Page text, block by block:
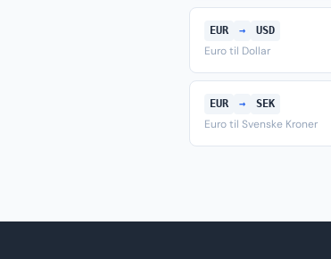
EUR → USD
Euro til Dollar
EUR → SEK
Euro til Svenske Kroner